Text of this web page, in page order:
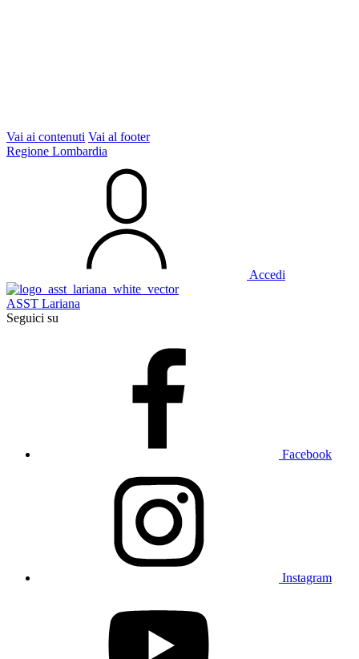
Vai ai contenuti Vai al footer
Regione Lombardia
Accedi
ASST Lariana
Seguici su
Facebook
Instagram